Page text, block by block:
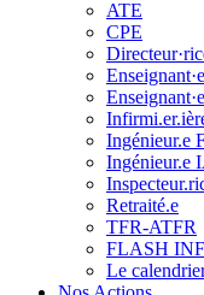
ATE
CPE
Ingénieur.e
Ingénieur.e
Retraité.e
TFR-ATFR
FLASH
Le